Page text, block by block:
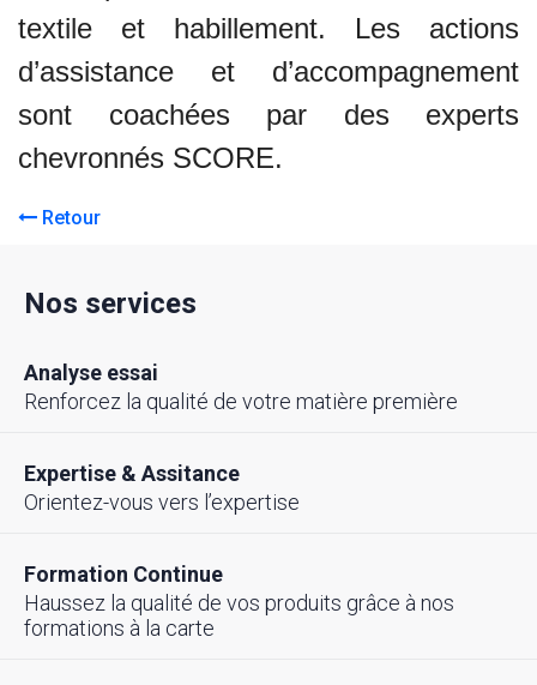
textile et habillement. Les actions
d’assistance et d’accompagnement
sont coachées par des experts
chevronnés SCORE.
Retour
Nos services
Analyse essai
Renforcez la qualité de votre matière première
Expertise & Assitance
Orientez-vous vers l’expertise
Formation Continue
Haussez la qualité de vos produits grâce à nos
formations à la carte